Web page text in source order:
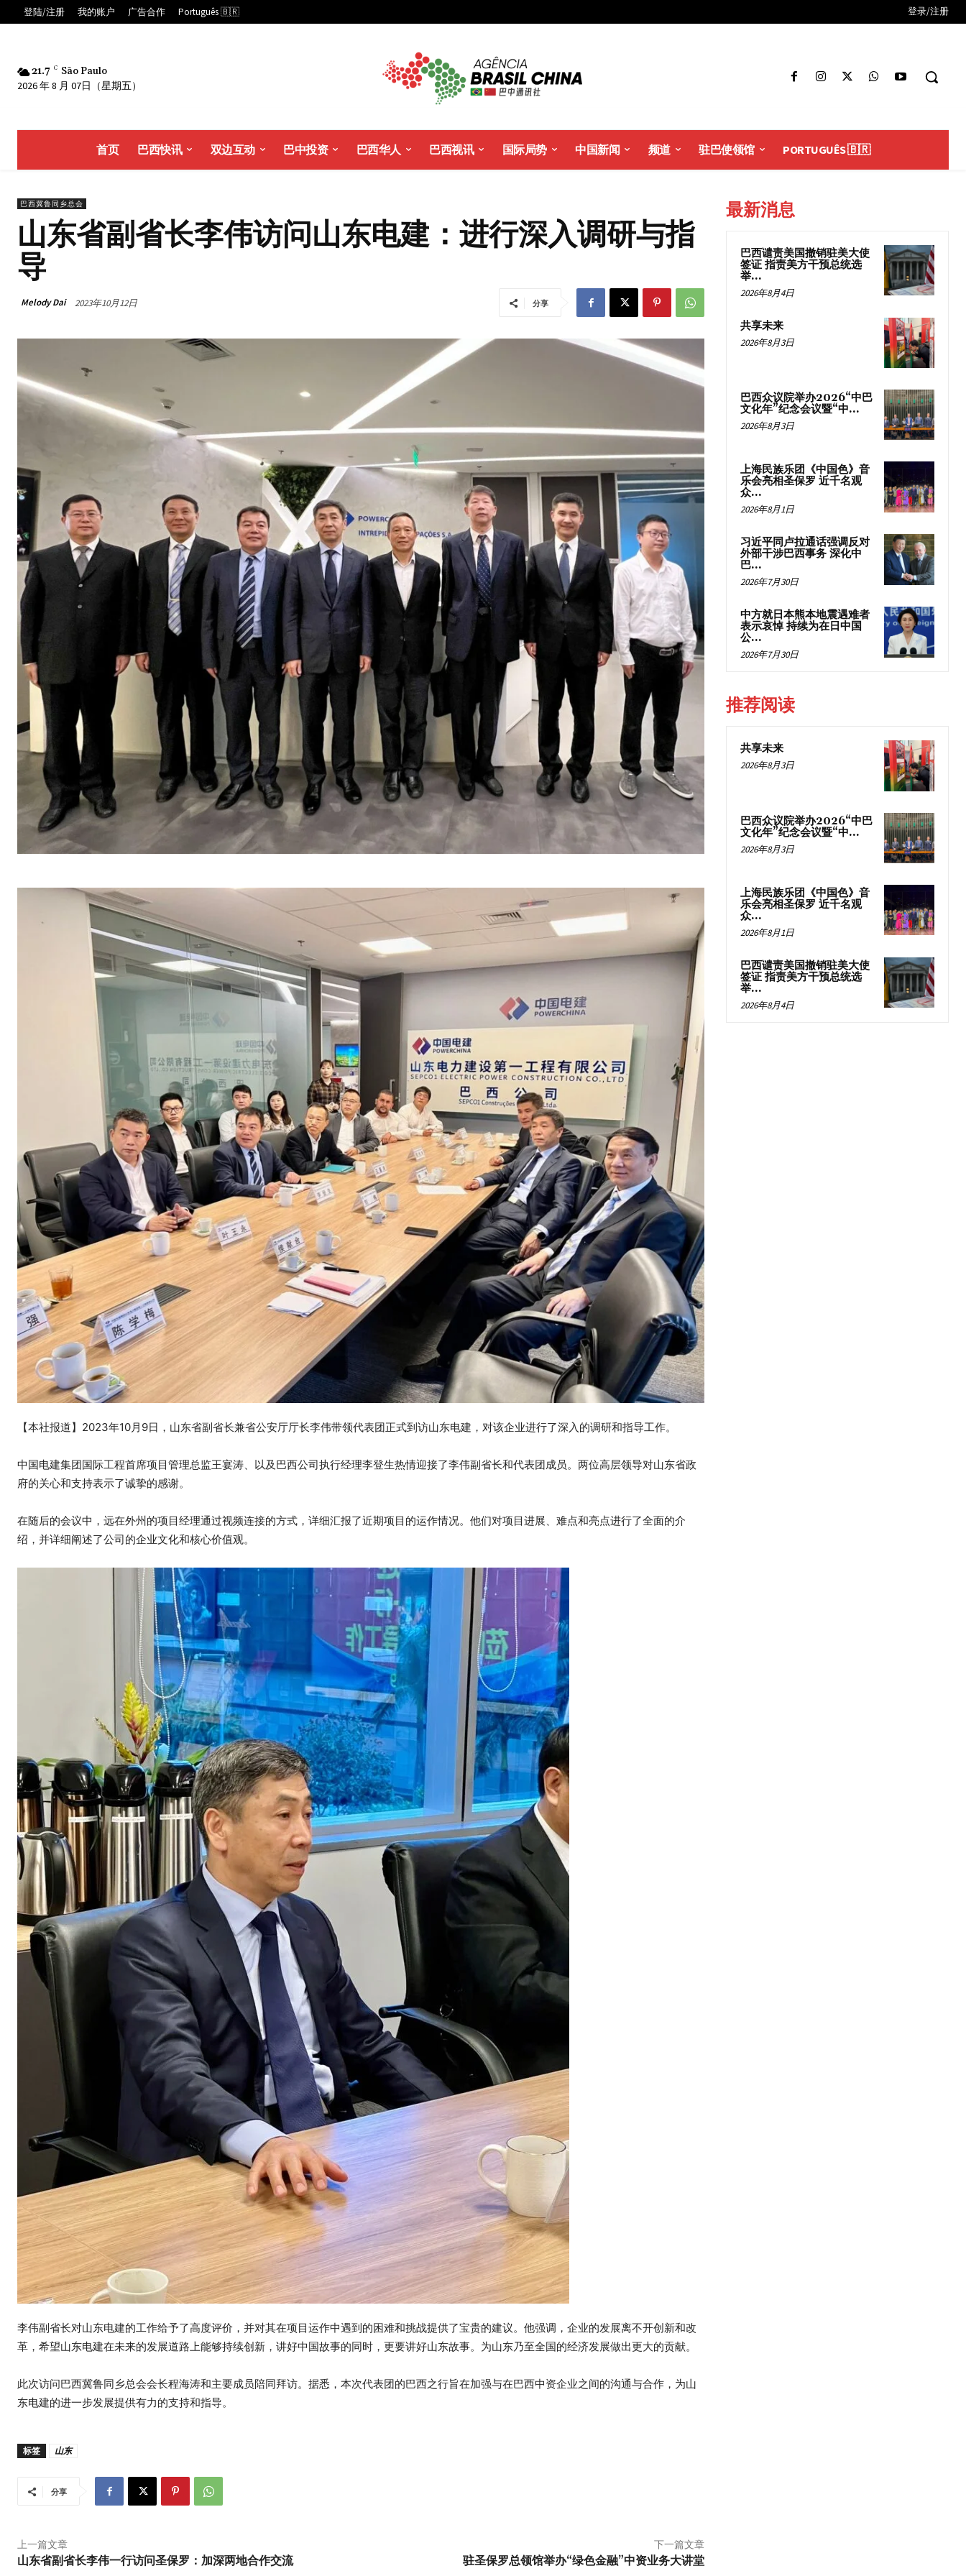
登陆/注册 我的账户 广告合作 Português 🇧🇷 登录/注册
21.7 C São Paulo
2026 年 8 月 07日（星期五）
首页 巴西快讯 双边互动 巴中投资 巴西华人 巴西视讯 国际局势 中国新闻 频道 驻巴使领馆 PORTUGUÊS 🇧🇷
巴西冀鲁同乡总会
山东省副省长李伟访问山东电建：进行深入调研与指
导
Melody Dai 2023年10月12日 分享
【本社报道】2023年10月9日，山东省副省长兼省公安厅厅长李伟带领代表团正式到访山东电建，对该企业进行了深入的调研和指导工作。
中国电建集团国际工程首席项目管理总监王宴涛、以及巴西公司执行经理李登生热情迎接了李伟副省长和代表团成员。两位高层领导对山东省政
府的关心和支持表示了诚挚的感谢。
在随后的会议中，远在外州的项目经理通过视频连接的方式，详细汇报了近期项目的运作情况。他们对项目进展、难点和亮点进行了全面的介
绍，并详细阐述了公司的企业文化和核心价值观。
李伟副省长对山东电建的工作给予了高度评价，并对其在项目运作中遇到的困难和挑战提供了宝贵的建议。他强调，企业的发展离不开创新和改
革，希望山东电建在未来的发展道路上能够持续创新，讲好中国故事的同时，更要讲好山东故事。为山东乃至全国的经济发展做出更大的贡献。
此次访问巴西冀鲁同乡总会会长程海涛和主要成员陪同拜访。据悉，本次代表团的巴西之行旨在加强与在巴西中资企业之间的沟通与合作，为山
东电建的进一步发展提供有力的支持和指导。
标签 山东
分享
上一篇文章
山东省副省长李伟一行访问圣保罗：加深两地合作交流
下一篇文章
驻圣保罗总领馆举办“绿色金融”中资业务大讲堂
最新消息
巴西谴责美国撤销驻美大使
签证 指责美方干预总统选
举...
2026年8月4日
共享未来
2026年8月3日
巴西众议院举办2026“中巴
文化年”纪念会议暨“中...
2026年8月3日
上海民族乐团《中国色》音
乐会亮相圣保罗 近千名观
众...
2026年8月1日
习近平同卢拉通话强调反对
外部干涉巴西事务 深化中
巴...
2026年7月30日
中方就日本熊本地震遇难者
表示哀悼 持续为在日中国
公...
2026年7月30日
推荐阅读
共享未来
2026年8月3日
巴西众议院举办2026“中巴
文化年”纪念会议暨“中...
2026年8月3日
上海民族乐团《中国色》音
乐会亮相圣保罗 近千名观
众...
2026年8月1日
巴西谴责美国撤销驻美大使
签证 指责美方干预总统选
举...
2026年8月4日